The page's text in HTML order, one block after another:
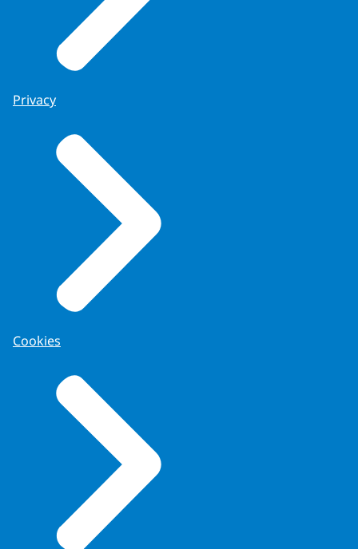
Privacy
Cookies